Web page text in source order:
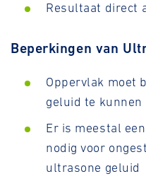
Resultaat direct
Beperkingen van
Oppervlak moet
geluid te kunnen
Er is meestal
nodig voor
ultrasone geluid